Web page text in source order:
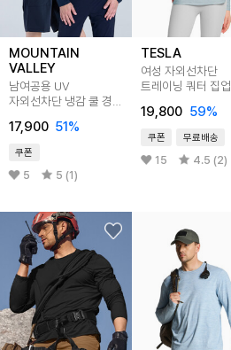
MOUNTAIN
VALLEY
남여공용 UV
자외선차단 냉감 쿨 경량
MVT5142
17,900 51%
쿠폰
5 5 (1)
TESLA
여성 자외선차단
트레이닝 쿼터 집업
19,800 59%
쿠폰 무료배송
15 4.5 (2)